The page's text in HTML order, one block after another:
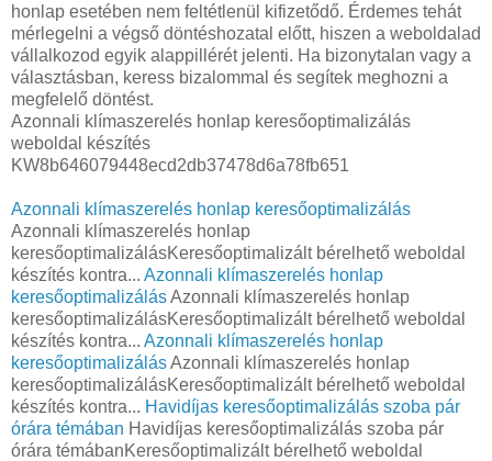
honlap esetében nem feltétlenül kifizetődő. Érdemes tehát
mérlegelni a végső döntéshozatal előtt, hiszen a weboldalad
vállalkozod egyik alappillérét jelenti. Ha bizonytalan vagy a
választásban, keress bizalommal és segítek meghozni a
megfelelő döntést.
Azonnali klímaszerelés honlap keresőoptimalizálás
weboldal készítés
KW8b646079448ecd2db37478d6a78fb651
Azonnali klímaszerelés honlap keresőoptimalizálás
Azonnali klímaszerelés honlap
keresőoptimalizálásKeresőoptimalizált bérelhető weboldal
készítés kontra... Azonnali klímaszerelés honlap
keresőoptimalizálásAzonnali klímaszerelés honlap
keresőoptimalizálásKeresőoptimalizált bérelhető weboldal
készítés kontra... Azonnali klímaszerelés honlap
keresőoptimalizálásAzonnali klímaszerelés honlap
keresőoptimalizálásKeresőoptimalizált bérelhető weboldal
készítés kontra... Havidíjas keresőoptimalizálás szoba pár
órára témában Havidíjas keresőoptimalizálás szoba pár
órára témábanKeresőoptimalizált bérelhető weboldal